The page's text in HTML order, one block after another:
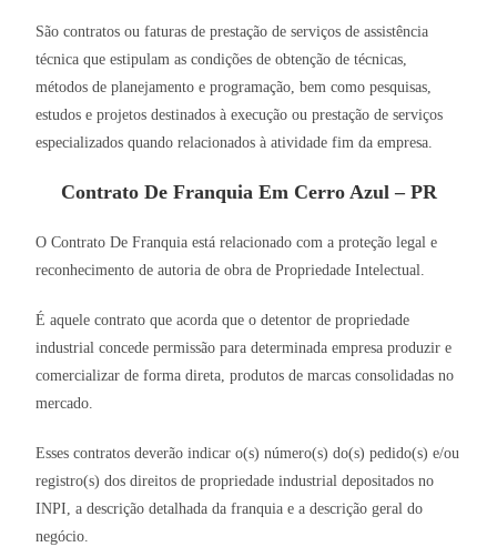
São contratos ou faturas de prestação de serviços de assistência
técnica que estipulam as condições de obtenção de técnicas,
métodos de planejamento e programação, bem como pesquisas,
estudos e projetos destinados à execução ou prestação de serviços
especializados quando relacionados à atividade fim da empresa.
Contrato De Franquia Em Cerro Azul – PR
O Contrato De Franquia está relacionado com a proteção legal e
reconhecimento de autoria de obra de Propriedade Intelectual.
É aquele contrato que acorda que o detentor de propriedade
industrial concede permissão para determinada empresa produzir e
comercializar de forma direta, produtos de marcas consolidadas no
mercado.
Esses contratos deverão indicar o(s) número(s) do(s) pedido(s) e/ou
registro(s) dos direitos de propriedade industrial depositados no
INPI, a descrição detalhada da franquia e a descrição geral do
negócio.